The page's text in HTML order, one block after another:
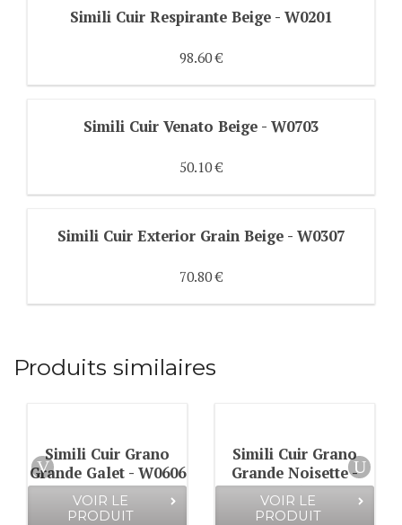
Simili Cuir Respirante Beige - W0201
98.60 €
Simili Cuir Venato Beige - W0703
50.10 €
Simili Cuir Exterior Grain Beige - W0307
70.80 €
Produits similaires
Simili Cuir Grano
Grande Galet - W0606
VOIR LE
PRODUIT
Simili Cuir Grano
Grande Noisette -
W0610
VOIR LE
PRODUIT